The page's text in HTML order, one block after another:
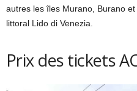
autres les îles Murano, Burano
littoral Lido di Venezia.
Prix des tickets